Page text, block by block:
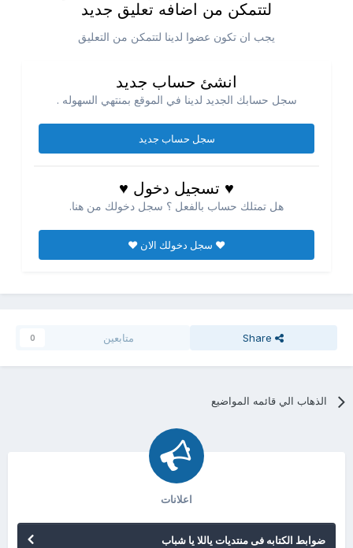
لتتمكن من اضافه تعليق جديد
يجب ان تكون عضوا لدينا لتتمكن من التعليق
انشئ حساب جديد
سجل حسابك الجديد لدينا في الموقع بمنتهي السهوله .
سجل حساب جديد
♥ تسجيل دخول ♥
هل تمتلك حساب بالفعل ؟ سجل دخولك من هنا.
♥ سجل دخولك الان ♥
Share متابعين 0
الذهاب الي قائمه المواضيع
اعلانات
ضوابط الكتابه فى منتديات ياللا يا شباب